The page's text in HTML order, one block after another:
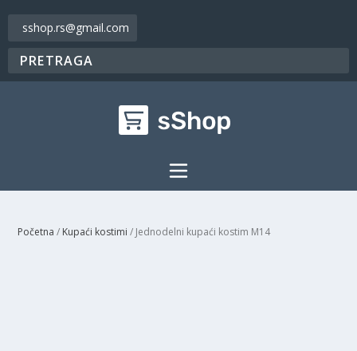
sshop.rs@gmail.com
Početna / Kupaći kostimi / Jednodelni kupaći kostim M14